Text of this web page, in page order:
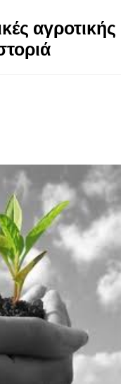
αγροτικής